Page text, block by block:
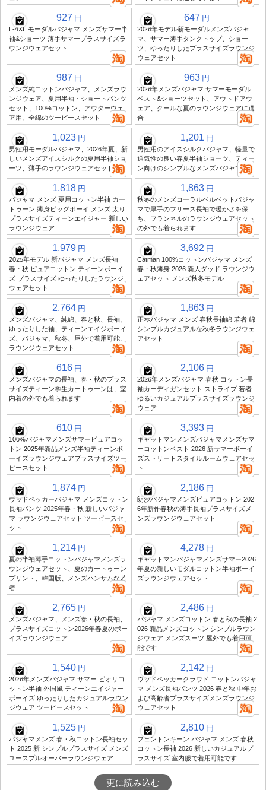
927 円
L-4XL モーダルパジャマ メンズサマー半
袖&ショーツ 薄手サマープラスサイズラ
ウンジウェアセット
647 円
2026年モデル新モーダルメンズパジャ
マ、サマー薄手タンクトップ、ショー
ツ、ゆったりしたプラスサイズラウンジ
ウェアセット
987 円
メンズ純コットンパジャマ、メンズラウ
ンジウェア、夏用半袖・ショートパンツ
セット、100%コットン、アウターウェ
ア用、全綿のツーピースセット
963 円
2026年メンズパジャマ サマーモーダル
ベスト&ショーツセット、アウトドアウ
ェア、クールな夏のラウンジウェアに適
合
1,023 円
男性用モーダルパジャマ、2026年夏、新
しいメンズアイスシルクの夏用半袖ショ
ーツ、薄手のラウンジウェアセット
1,201 円
男性用のアイスシルクパジャマ、軽量で
通気性の良い春夏半袖ショーツ、ティー
ン向けのシンプルなメンズパジャマ
1,818 円
パジャマ メンズ 夏用コットン半袖 カー
トゥーン 薄身ビッグボーイ メンズ 太り
プラスサイズティーンエイジャー 新しい
ラウンジウェア
1,863 円
秋冬のメンズコーラルベルベットパジャ
マで厚手のフリース長袖で暖かさを保
ち、フランネルのラウンジウェアセット
の外でも着られます
1,979 円
2025年モデル 新パジャマ メンズ長袖
春・秋 ピュアコットン ティーンボーイ
ズ プラスサイズ ゆったりしたラウンジ
ウェアセット
3,692 円
Catman 100%コットンパジャマ メンズ
春・秋薄身 2026 新人ダッド ラウンジウ
ェアセット メンズ秋冬モデル
2,764 円
メンズパジャマ、純綿、春と秋、長袖、
ゆったりした袖、ティーンエイジボーイ
ズ、パジャマ、秋冬、屋外で着用可能、
ラウンジウェアセット
1,863 円
正琴パジャマ メンズ 春秋長袖綿 若者 綿
シンプルカジュアルな秋冬ラウンジウェ
アセット
616 円
メンズパジャマの長袖、春・秋のプラス
サイズティーン学生カートゥーンは、室
内着の外でも着られます
2,106 円
2026年メンズパジャマ 春秋 コットン長
袖カーディガンセット ストライプ 若者
ゆるいカジュアルプラスサイズラウンジ
ウェア
610 円
100%パジャマメンズサマーピュアコッ
トン 2025年新品メンズ半袖ティーンボ
ーイズラウンジウェアプラスサイズツー
ピースセット
3,393 円
キャットマンメンズパジャマメンズサマ
ーコットンベスト 2026 新サマーボーイ
ズストリートスタイルルームウェアセッ
ト
1,874 円
ウッドペッカーパジャマ メンズコットン
長袖パンツ 2025年春・秋 新しいパジャ
マ ラウンジウェアセット ツーピースセ
ット
2,186 円
朗沙パジャマメンズピュアコットン 202
6年新作春秋の薄手長袖プラスサイズメ
ンズラウンジウェアセット
1,214 円
夏の半袖薄手コットンパジャマメンズラ
ウンジウェアセット、夏のカートゥーン
プリント、韓国版、メンズハンサムな若
者
4,278 円
キャットマンパジャマメンズサマー2026
年夏の新しいモダルコットン半袖ボーイ
ズラウンジウェアセット
2,765 円
メンズパジャマ、メンズ春・秋の長袖、
プラスサイズコットン2026年春夏のボー
イズラウンジウェア
2,486 円
パジャマ メンズコットン 春と秋の長袖 2
026 新品メンズコットン シンプルラウン
ジウェア メンズスーツ 屋外でも着用可
能です
1,540 円
2026年メンズパジャマ サマー ピオリコ
ットン半袖 外国風 ティーンエイジャー
ボーイズ ゆったりしたカジュアルラウン
ジウェア ツーピースセット
2,142 円
ウッドペッカークラウド コットンパジャ
マ メンズ長袖パンツ 2026 春と秋 中年お
よび高齢者プラスサイズメンズラウンジ
ウェアセット
1,525 円
パジャマメンズ 春・秋コットン長袖セッ
ト 2025 新 シンプルプラスサイズ メンズ
ユースプルオーバーラウンジウェア
2,810 円
フェントンキーン パジャマ メンズ 春秋
コットン長袖 2026 新しいカジュアルプ
ラスサイズ 室内服で着用可能です
更に読み込む